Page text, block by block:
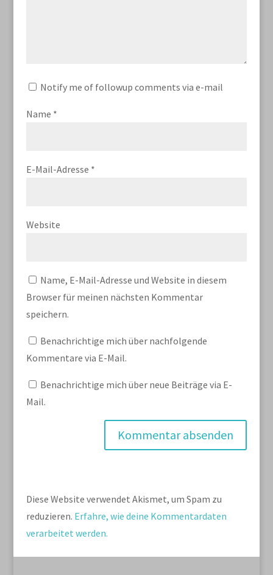
Notify me of followup comments via e-mail
Name *
E-Mail-Adresse *
Website
Name, E-Mail-Adresse und Website in diesem
Browser für meinen nächsten Kommentar
speichern.
Benachrichtige mich über nachfolgende
Kommentare via E-Mail.
Benachrichtige mich über neue Beiträge via E-
Mail.
Diese Website verwendet Akismet, um Spam zu
reduzieren. Erfahre, wie deine Kommentardaten
verarbeitet werden.